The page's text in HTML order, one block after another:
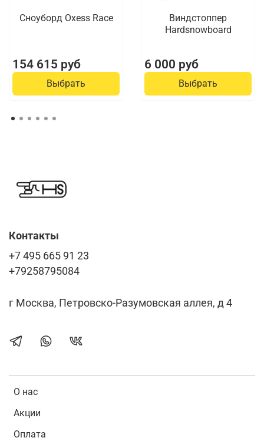
Сноуборд Oxess Race
154 615 руб
Выбрать
Виндстоппер
Hardsnowboard
6 000 руб
Выбрать
О нас
Акции
Оплата
Контакты
+7 495 665 91 23
+79258795084
г Москва, Петровско-Разумовская аллея, д 4